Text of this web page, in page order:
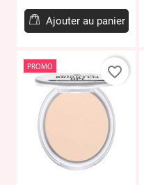
Ajouter au panier
PROMO favorite_border